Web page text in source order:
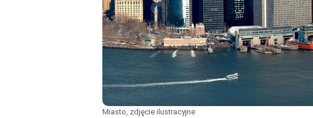
Miasto, zdjęcie ilustracyjne